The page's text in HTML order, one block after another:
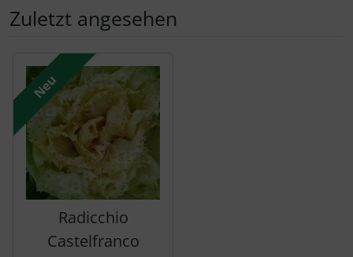
Zuletzt angesehen
Es folgt ein Produktslider - navigieren Sie mit der Tab-
Neu
Radicchio
Castelfranco